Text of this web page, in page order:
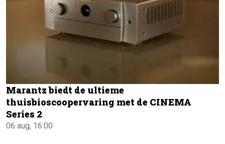
Marantz biedt de ultieme
thuisbioscoopervaring met de CINEMA
Series 2
06 aug, 16:00